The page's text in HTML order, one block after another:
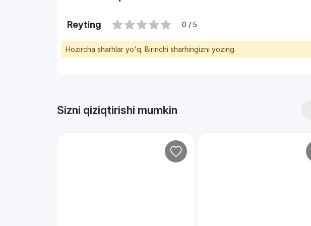
Reyting 0 / 5
Hozircha sharhlar yo'q. Birinchi sharhingizni yozing
Sizni qiziqtirishi mumkin